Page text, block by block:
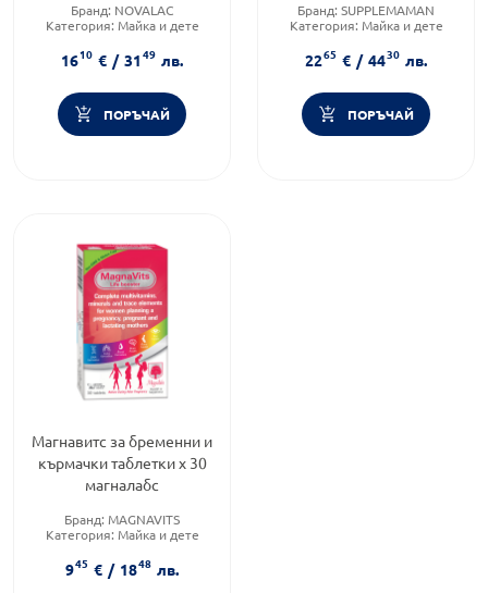
Бранд: NOVALAC
Категория: Майка и дете
1610 € / 3149 лв.
ПОРЪЧАЙ
Бранд: SUPPLEMAMAN
Категория: Майка и дете
2265 € / 4430 лв.
ПОРЪЧАЙ
Магнавитс за бременни и
кърмачки таблетки х 30
магналабс
Бранд: MAGNAVITS
Категория: Майка и дете
945 € / 1848 лв.